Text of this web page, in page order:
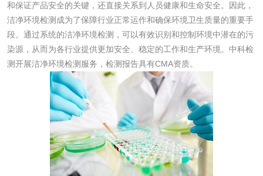
和保证产品安全的关键，还直接关系到人员健康和生命安全。因此，
洁净环境检测成为了保障行业正常运作和确保环境卫生质量的重要手
段。通过系统的洁净环境检测，可以有效识别和控制环境中潜在的污
染源，从而为各行业提供更加安全、稳定的工作和生产环境。中科检
测开展洁净环境检测服务，检测报告具有CMA资质。
检测
三氯异氰尿酸检测 磷酸二氢铵检测
碳酸钙检测
活性炭
活性炭检测 煤质颗粒活性炭检
脱硫脱硝活性炭检
煤质活性炭检测